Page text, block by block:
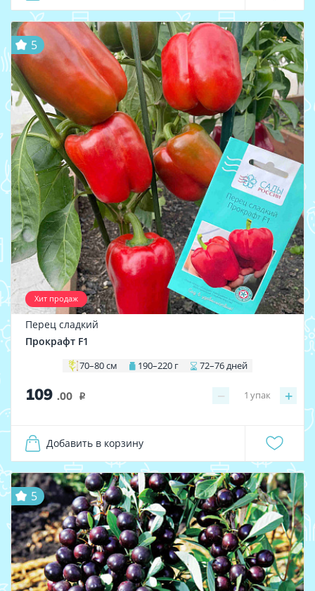
Хит продаж
5
Перец сладкий
Прокрафт F1
70–80 см 190–220 г 72–76 дней
109 .00 i − +
1 упак
Добавить в корзину
5